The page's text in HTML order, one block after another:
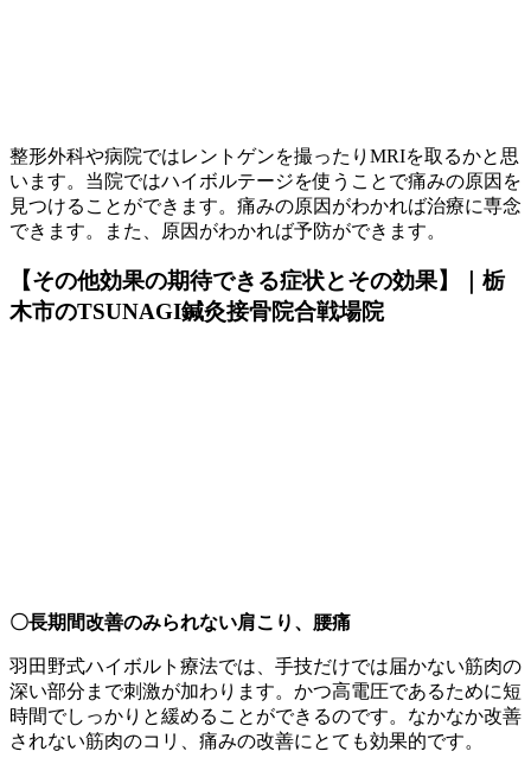
整形外科や病院ではレントゲンを撮ったりMRIを取るかと思
います。当院ではハイボルテージを使うことで痛みの原因を
見つけることができます。痛みの原因がわかれば治療に専念
できます。また、原因がわかれば予防ができます。
【その他効果の期待できる症状とその効果】｜栃
木市のTSUNAGI鍼灸接骨院合戦場院
〇長期間改善のみられない肩こり、腰痛
羽田野式ハイボルト療法では、手技だけでは届かない筋肉の
深い部分まで刺激が加わります。かつ高電圧であるために短
時間でしっかりと緩めることができるのです。なかなか改善
されない筋肉のコリ、痛みの改善にとても効果的です。